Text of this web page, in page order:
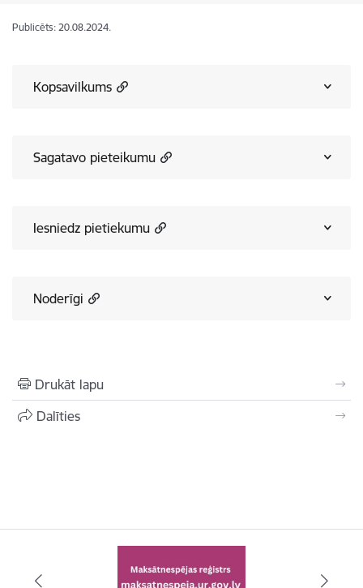
Publicēts: 20.08.2024.
Kopsavilkums
Sagatavo pieteikumu
Iesniedz pietiekumu
Noderīgi
Drukāt lapu
Dalīties